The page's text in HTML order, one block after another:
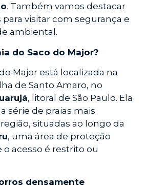
. Também vamos destacar
para visitar com segurança e
ambiental.
do Saco do Major?
Major está localizada na
de Santo Amaro, no
, litoral de São Paulo. Ela
série de praias mais
situadas ao longo da
, uma área de proteção
acesso é restrito ou
densamente